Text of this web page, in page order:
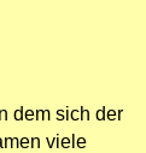
dem sich der
viele